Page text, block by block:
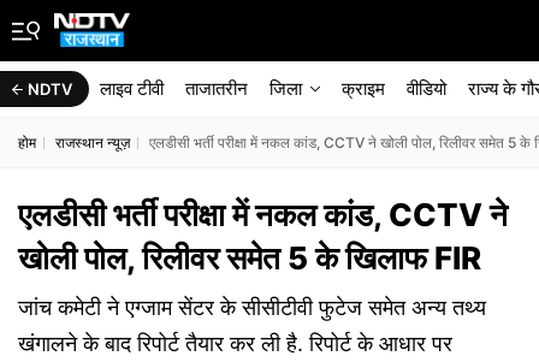
NDTV लाइव टीवी ताजातरीन जिला क्राइम वीडियो राज्‍य के
होम राजस्थान न्यूज़ एलडीसी भर्ती परीक्षा में नकल कांड, CCTV ने खोली पोल, रिलीवर समेत 5 के
एलडीसी भर्ती परीक्षा में नकल कांड, CCTV ने
खोली पोल, रिलीवर समेत 5 के खिलाफ FIR
जांच कमेटी ने एग्जाम सेंटर के सीसीटीवी फुटेज समेत अन्य तथ्य
खंगालने के बाद रिपोर्ट तैयार कर ली है. रिपोर्ट के आधार पर